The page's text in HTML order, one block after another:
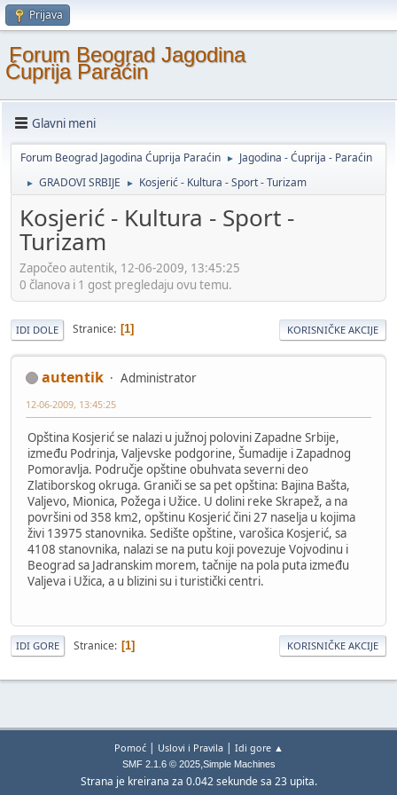
Prijava
Forum Beograd Jagodina
Ćuprija Paraćin
Glavni meni
Forum Beograd Jagodina Ćuprija Paraćin ► Jagodina - Ćuprija - Paraćin
► GRADOVI SRBIJE ► Kosjerić - Kultura - Sport - Turizam
Kosjerić - Kultura - Sport -
Turizam
Započeo autentik, 12-06-2009, 13:45:25
0 članova i 1 gost pregledaju ovu temu.
IDI DOLE Stranice 1 KORISNIČKE AKCIJE
autentik Administrator
12-06-2009, 13:45:25
Opština Kosjerić se nalazi u južnoj polovini Zapadne Srbije,
između Podrinja, Valjevske podgorine, Šumadije i Zapadnog
Pomoravlja. Područje opštine obuhvata severni deo
Zlatiborskog okruga. Graniči se sa pet opština: Bajina Bašta,
Valjevo, Mionica, Požega i Užice. U dolini reke Skrapež, a na
površini od 358 km2, opštinu Kosjerić čini 27 naselja u kojima
živi 13975 stanovnika. Sedište opštine, varošica Kosjerić, sa
4108 stanovnika, nalazi se na putu koji povezuje Vojvodinu i
Beograd sa Jadranskim morem, tačnije na pola puta između
Valjeva i Užica, a u blizini su i turistički centri.
IDI GORE Stranice 1 KORISNIČKE AKCIJE
Pomoć| Uslovi i Pravila| Idi gore ▲
SMF 2.1.6 © 2025,Simple Machines
Strana je kreirana za 0.042 sekunde sa 23 upita.